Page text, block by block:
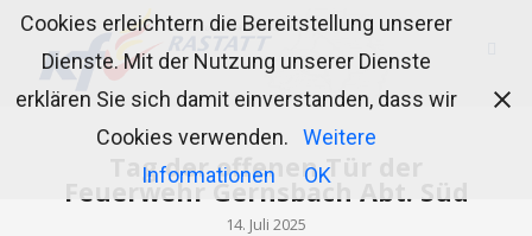
Tag der offenen Tür der
Feuerwehr Gernsbach Abt. Süd
14. Juli 2025
Cookies erleichtern die Bereitstellung unserer
Dienste. Mit der Nutzung unserer Dienste
erklären Sie sich damit einverstanden, dass wir
Cookies verwenden.
Weitere
Informationen
OK